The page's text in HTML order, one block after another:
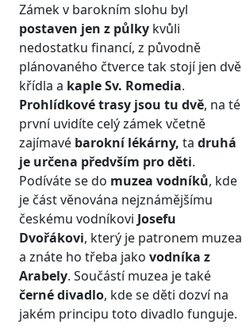
Zámek v barokním slohu byl
postaven jen z půlky kvůli
nedostatku financí, z původně
plánovaného čtverce tak stojí jen dvě
křídla a kaple Sv. Romedia.
Prohlídkové trasy jsou tu dvě, na té
první uvidíte celý zámek včetně
zajímavé barokní lékárny, ta druhá
je určena předvším pro děti.
Podíváte se do muzea vodníků, kde
je část věnována nejznámějšímu
českému vodníkovi Josefu
Dvořákovi, který je patronem muzea
a znáte ho třeba jako vodníka z
Arabely. Součástí muzea je také
černé divadlo, kde se děti dozví na
jakém principu toto divadlo funguje.